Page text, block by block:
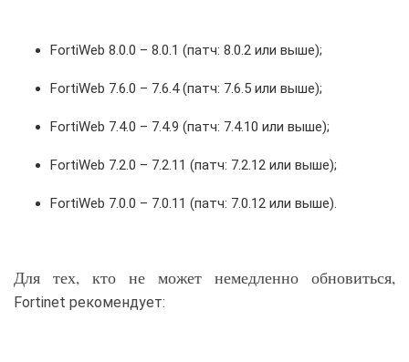
FortiWeb 8.0.0 – 8.0.1 (патч: 8.0.2 или выше);
FortiWeb 7.6.0 – 7.6.4 (патч: 7.6.5 или выше);
FortiWeb 7.4.0 – 7.4.9 (патч: 7.4.10 или выше);
FortiWeb 7.2.0 – 7.2.11 (патч: 7.2.12 или выше);
FortiWeb 7.0.0 – 7.0.11 (патч: 7.0.12 или выше).
Для тех, кто не может немедленно обновиться,
Fortinet рекомендует: